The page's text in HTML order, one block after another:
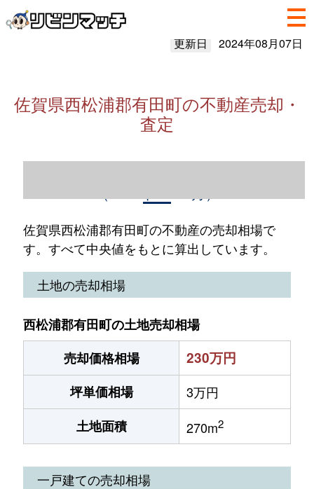
更新日 2024年08月07日
佐賀県西松浦郡有田町の不動産売却・
査定
佐賀県西松浦郡有田町の不動産の売却相場で
す。すべて中央値をもとに算出しています。
土地の売却相場
西松浦郡有田町の土地売却相場
売却価格相場
230万円
坪単価相場
3万円
土地面積
270m2
一戸建ての売却相場